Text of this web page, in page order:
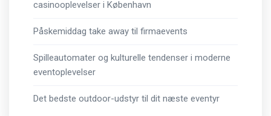
casinooplevelser i København
Påskemiddag take away til firmaevents
Spilleautomater og kulturelle tendenser i moderne
eventoplevelser
Det bedste outdoor-udstyr til dit næste eventyr